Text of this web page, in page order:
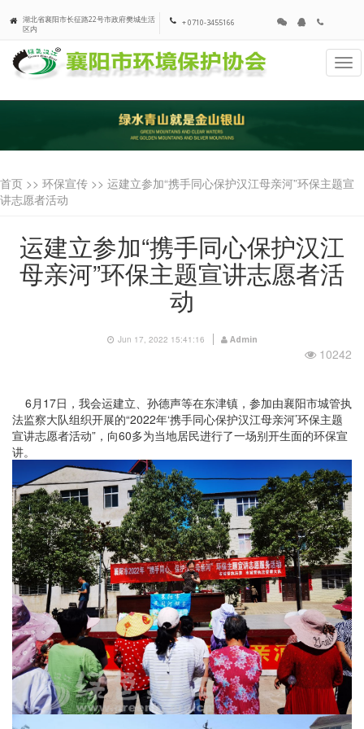
湖北省襄阳市长征路22号市政府樊城生活
区内
+ 0710-3455166
首页 >> 环保宣传 >> 运建立参加“携手同心保护汉江母亲河”环保主题宣
讲志愿者活动
运建立参加“携手同心保护汉江
母亲河”环保主题宣讲志愿者活
动
Jun 17, 2022 15:41:16 Admin
10242
6月17日，我会运建立、孙德声等在东津镇，参加由襄阳市城管执
法监察大队组织开展的“2022年‘携手同心保护汉江母亲河’环保主题
宣讲志愿者活动”，向60多为当地居民进行了一场别开生面的环保宣
讲。